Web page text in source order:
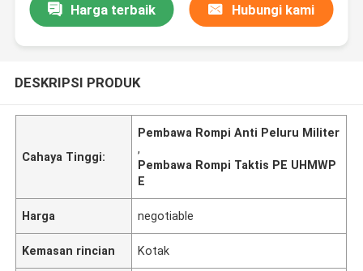
Harga terbaik Hubungi kami
DESKRIPSI PRODUK
Cahaya Tinggi:
Pembawa Rompi Anti Peluru Militer
,
Pembawa Rompi Taktis PE UHMWP
E
Harga negotiable
Kemasan rincian Kotak